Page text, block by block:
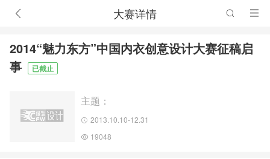
大赛详情
2014“魅力东方”中国内衣创意设计大赛征稿启
事
已截止
主题：
2013.10.10-12.31
19048